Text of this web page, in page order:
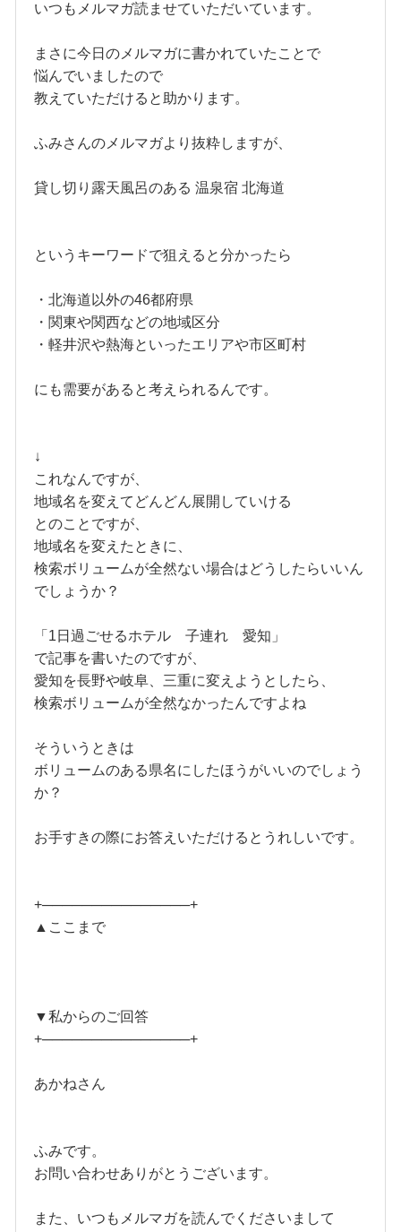
いつもメルマガ読ませていただいています。
まさに今日のメルマガに書かれていたことで
悩んでいましたので
教えていただけると助かります。
ふみさんのメルマガより抜粋しますが、
貸し切り露天風呂のある 温泉宿 北海道
というキーワードで狙えると分かったら
・北海道以外の46都府県
・関東や関西などの地域区分
・軽井沢や熱海といったエリアや市区町村
にも需要があると考えられるんです。
↓
これなんですが、
地域名を変えてどんどん展開していける
とのことですが、
地域名を変えたときに、
検索ボリュームが全然ない場合はどうしたらいいん
でしょうか？
「1日過ごせるホテル 子連れ 愛知」
で記事を書いたのですが、
愛知を長野や岐阜、三重に変えようとしたら、
検索ボリュームが全然なかったんですよね
そういうときは
ボリュームのある県名にしたほうがいいのでしょう
か？
お手すきの際にお答えいただけるとうれしいです。
+───────────────+
▲ここまで
▼私からのご回答
+───────────────+
あかねさん
ふみです。
お問い合わせありがとうございます。
また、いつもメルマガを読んでくださいまして